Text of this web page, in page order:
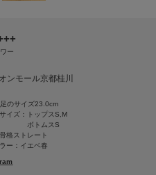
ー
ンモール京都桂川
のサイズ23.0cm
イズ：
トップスS,M
ボトムスS
格ストレート
ー：イエベ春